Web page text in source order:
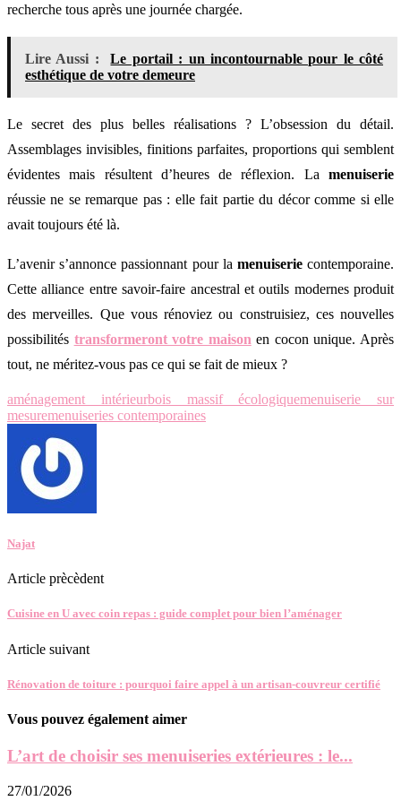
recherche tous après une journée chargée.
Lire Aussi :
Le portail : un incontournable pour le côté
esthétique de votre demeure
Le secret des plus belles réalisations ? L’obsession du détail.
Assemblages invisibles, finitions parfaites, proportions qui semblent
évidentes mais résultent d’heures de réflexion. La menuiserie
réussie ne se remarque pas : elle fait partie du décor comme si elle
avait toujours été là.
L’avenir s’annonce passionnant pour la menuiseriecontemporaine.
Cette alliance entre savoir-faire ancestral et outils modernes produit
des merveilles. Que vous rénoviez ou construisiez, ces nouvelles
possibilités transformeront votre maison en cocon unique. Après
tout, ne méritez-vous pas ce qui se fait de mieux ?
aménagement intérieurbois massif écologiquemenuiserie sur
mesuremenuiseries contemporaines
Najat
Article prècèdent
Cuisine en U avec coin repas : guide complet pour bien l’aménager
Article suivant
Rénovation de toiture : pourquoi faire appel à un artisan-couvreur certifié
Vous pouvez également aimer
L’art de choisir ses menuiseries extérieures : le...
27/01/2026